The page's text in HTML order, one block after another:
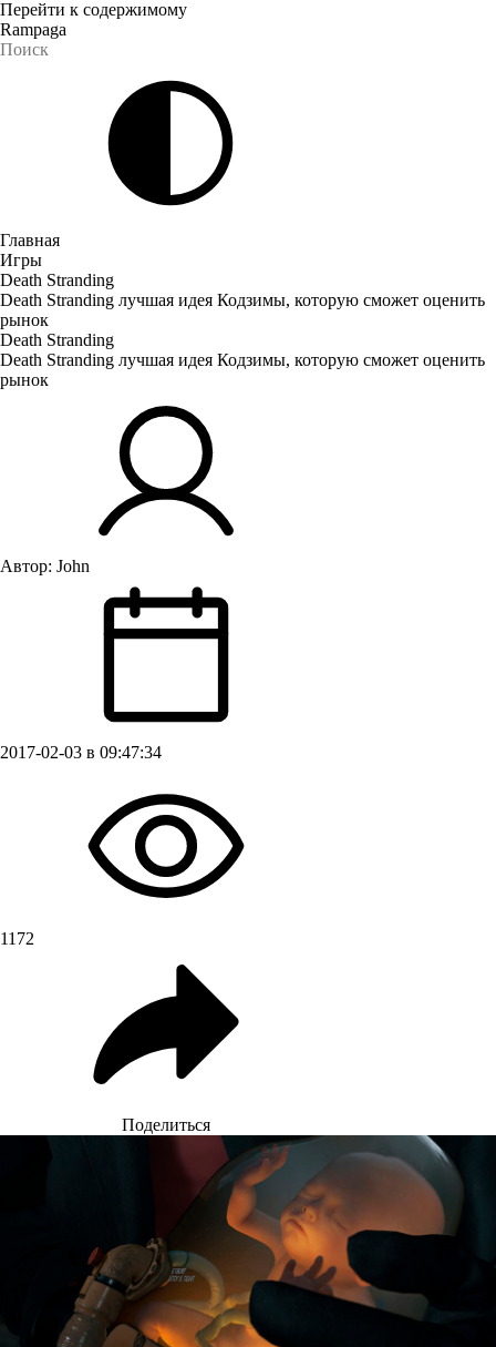
Перейти к содержимому
Rampaga
Главная
Игры
Death Stranding
Death Stranding лучшая идея Кодзимы, которую сможет оценить
рынок
Death Stranding
Death Stranding лучшая идея Кодзимы, которую сможет оценить
рынок
Автор: John
2017-02-03 в 09:47:34
1172
Поделиться